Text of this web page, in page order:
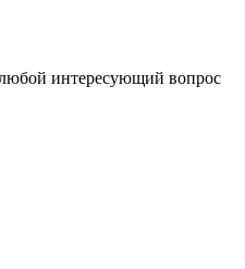
интересующий вопрос